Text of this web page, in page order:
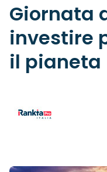
Giornata
investire
il pianeta